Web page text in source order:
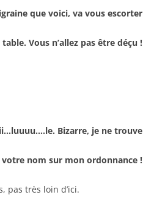
que voici, va vous escorter
Vous n’allez pas être déçu !
Bizarre, je ne trouve
votre nom sur mon ordonnance !
pas très loin d’ici.